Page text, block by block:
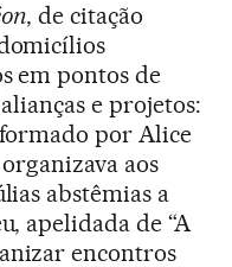
, de citação
em pontos de
e projetos:
por Alice
aos
abstêmias a
apelidada de “A
encontros